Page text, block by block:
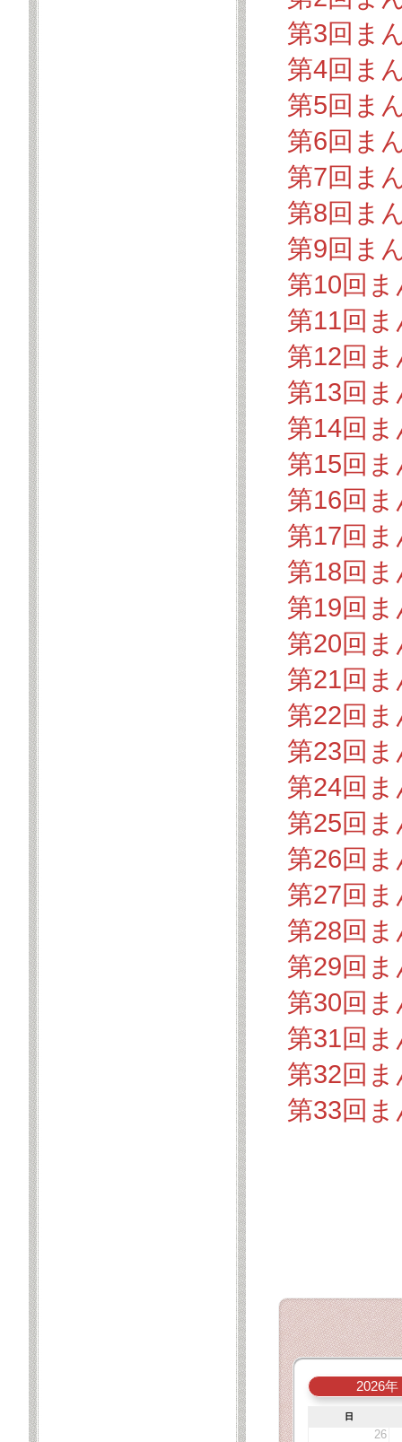
第3回ま
第4回ま
第5回ま
第6回ま
第7回ま
第8回ま
第9回ま
第10回
第11回
第12回
第13回
第14回
第15回
第16回
第17回
第18回
第19回
第20回
第21回
第22回
第23回
第24回
第25回
第26回
第27回
第28回
第29回
第30回
第31回
第32回
第33回
2026年
日
26